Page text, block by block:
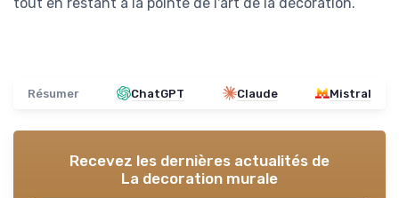
Résumer ChatGPT Claude Mistral
Recevez les dernières actualités de
La decoration murale